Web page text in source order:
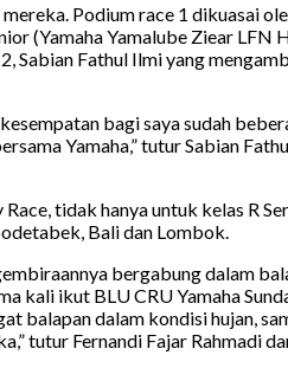
Podium race 1 dikuasai
(Yamaha Yamalube Ziear
Sabian Fathul Ilmi yang
bagi saya sudah
Yamaha,” tutur Sabian
tidak hanya untuk kelas R
Bali dan Lombok.
bergabung dalam
kali ikut BLU CRU Yamaha
balapan dalam kondisi hujan,
tutur Fernandi Fajar Rahmadi